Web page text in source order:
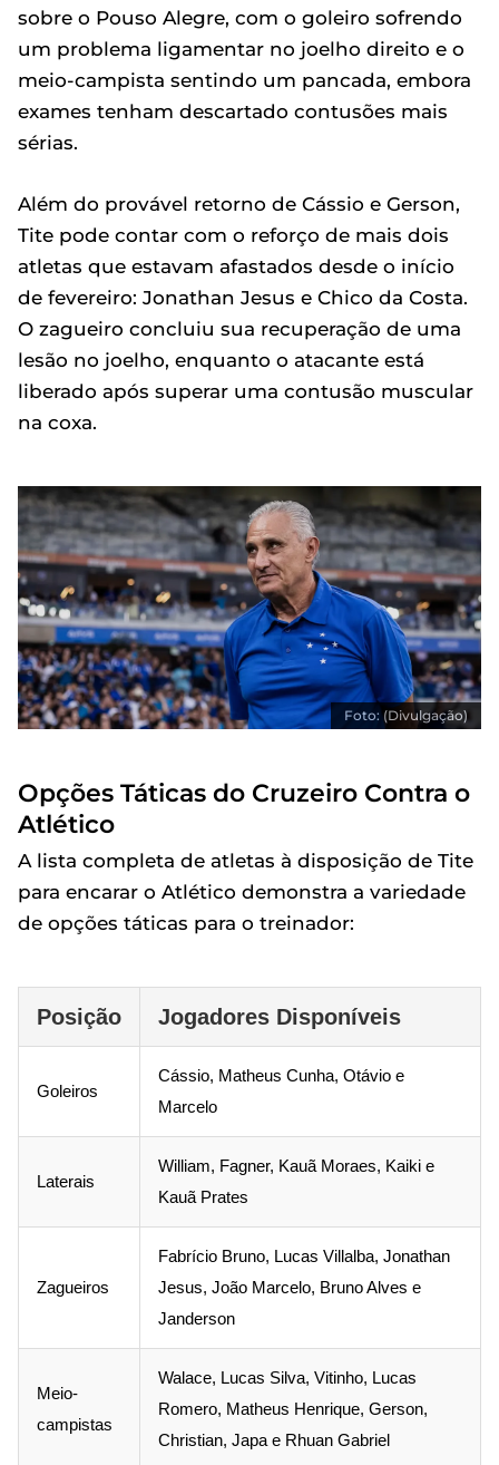
sobre o Pouso Alegre, com o goleiro sofrendo
um problema ligamentar no joelho direito e o
meio-campista sentindo um pancada, embora
exames tenham descartado contusões mais
sérias.
Além do provável retorno de Cássio e Gerson,
Tite pode contar com o reforço de mais dois
atletas que estavam afastados desde o início
de fevereiro: Jonathan Jesus e Chico da Costa.
O zagueiro concluiu sua recuperação de uma
lesão no joelho, enquanto o atacante está
liberado após superar uma contusão muscular
na coxa.
Foto: (Divulgação)
Opções Táticas do Cruzeiro Contra o
Atlético
A lista completa de atletas à disposição de Tite
para encarar o Atlético demonstra a variedade
de opções táticas para o treinador:
Posição Jogadores Disponíveis
Goleiros
Cássio, Matheus Cunha, Otávio e
Marcelo
Laterais
William, Fagner, Kauã Moraes, Kaiki e
Kauã Prates
Zagueiros
Fabrício Bruno, Lucas Villalba, Jonathan
Jesus, João Marcelo, Bruno Alves e
Janderson
Meio-
campistas
Walace, Lucas Silva, Vitinho, Lucas
Romero, Matheus Henrique, Gerson,
Christian, Japa e Rhuan Gabriel